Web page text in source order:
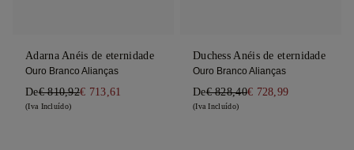
Adarna Anéis de eternidade
Ouro Branco Alianças
De€ 810,92€ 713,61
(Iva Incluído)
Duchess Anéis de eternidade
Ouro Branco Alianças
De€ 828,40€ 728,99
(Iva Incluído)